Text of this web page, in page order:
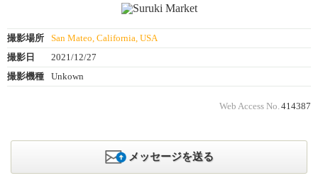
撮影場所
San Mateo, California, USA
撮影日
2021/12/27
撮影機種
Unkown
Web Access No. 414387
メッセージを送る